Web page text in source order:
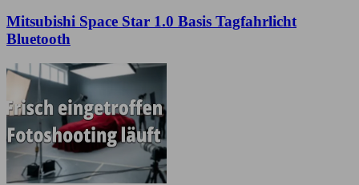
Mitsubishi Space Star 1.0 Basis Tagfahrlicht
Bluetooth